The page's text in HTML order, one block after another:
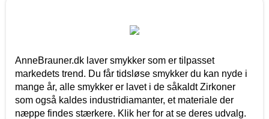
AnneBrauner.dk laver smykker som er tilpasset
markedets trend. Du får tidsløse smykker du kan nyde i
mange år, alle smykker er lavet i de såkaldt Zirkoner
som også kaldes industridiamanter, et materiale der
næppe findes stærkere. Klik her for at se deres udvalg.